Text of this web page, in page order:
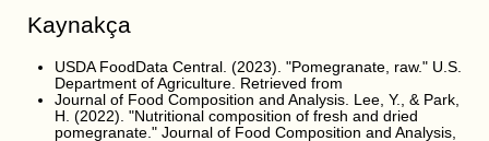
Kaynakça
USDA FoodData Central. (2023). "Pomegranate, raw." U.S.
Department of Agriculture. Retrieved from
Journal of Food Composition and Analysis. Lee, Y., & Park,
H. (2022). "Nutritional composition of fresh and dried
pomegranate." Journal of Food Composition and Analysis,